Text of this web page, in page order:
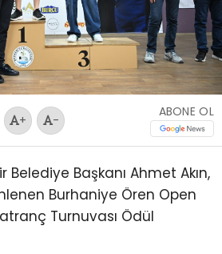
+ -
ABONE OL
Belediye Başkanı Ahmet Akın,
Burhaniye Ören Open
Turnuvası Ödül